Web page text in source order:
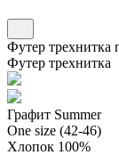
Футер трехнитка
Футер трехнитка
Графит Summer
One size (42-46)
Хлопок 100%